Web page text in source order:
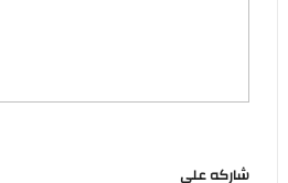
شاركه على